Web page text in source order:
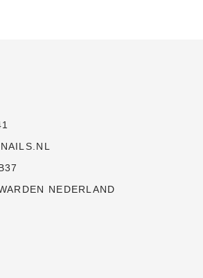
NEDERLAND